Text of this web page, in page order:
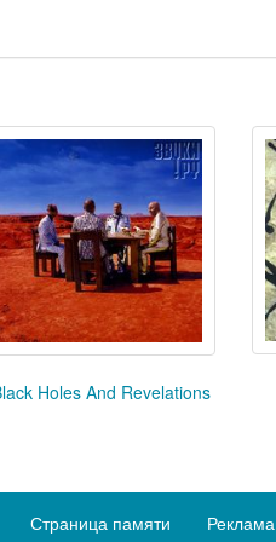
Holes And Revelations
Страница памяти Реклама